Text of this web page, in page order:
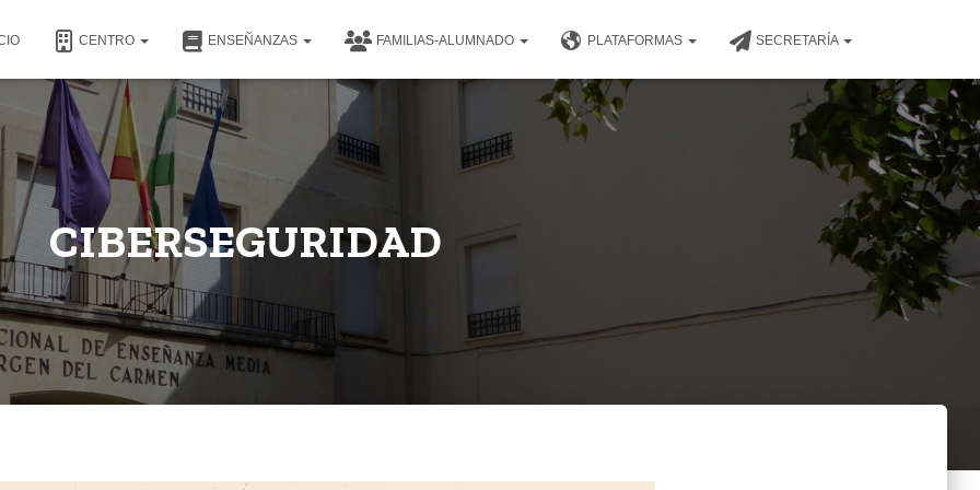
CENTRO ENSEÑANZAS FAMILIAS-ALUMNADO PLATAFORMAS SECRETARÍA
CIBERSEGURIDAD